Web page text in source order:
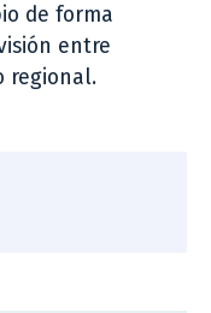
de forma
entre
regional.